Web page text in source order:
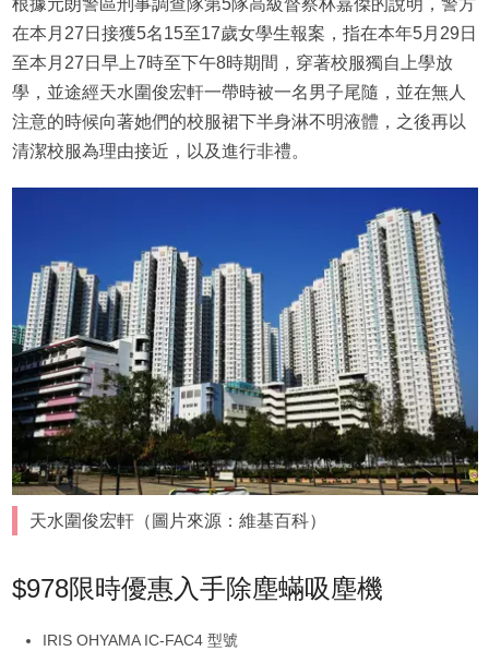
根據元朗警區刑事調查隊第5隊高級督察林嘉傑的說明，警方
在本月27日接獲5名15至17歲女學生報案，指在本年5月29日
至本月27日早上7時至下午8時期間，穿著校服獨自上學放
學，並途經天水圍俊宏軒一帶時被一名男子尾隨，並在無人
注意的時候向著她們的校服裙下半身淋不明液體，之後再以
清潔校服為理由接近，以及進行非禮。
天水圍俊宏軒（圖片來源：維基百科）
$978限時優惠入手除塵蟎吸塵機
IRIS OHYAMA IC-FAC4 型號